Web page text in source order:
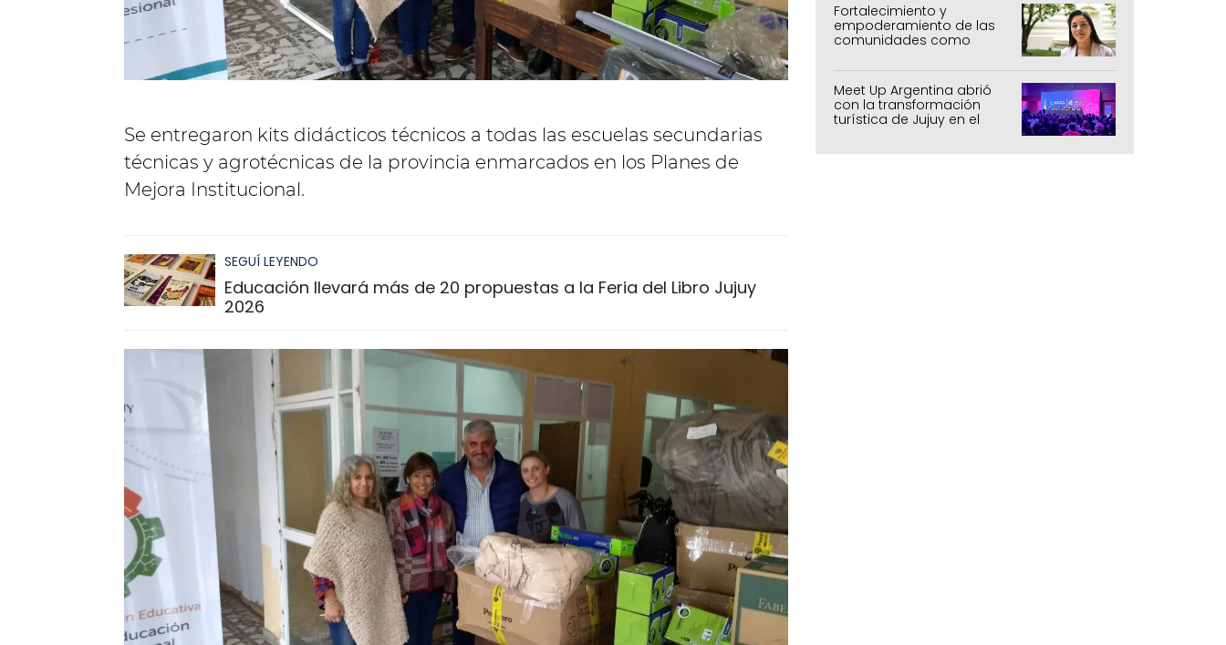
Se entregaron kits didácticos técnicos a todas las escuelas secundarias
técnicas y agrotécnicas de la provincia enmarcados en los Planes de
Mejora Institucional.
SEGUÍ LEYENDO
Educación llevará más de 20 propuestas a la Feria del Libro Jujuy
2026
Fortalecimiento y
empoderamiento de las
comunidades como
Meet Up Argentina abrió
con la transformación
turística de Jujuy en el